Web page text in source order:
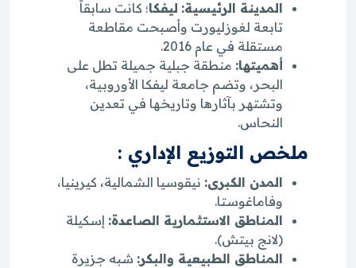
المدينة الرئيسية: ليفكا؛ كانت سابقاً
تابعة لغوزليورت وأصبحت مقاطعة
مستقلة في عام 2016.
أهميتها: منطقة جبلية جميلة تطل على
البحر، وتضم جامعة ليفكا الأوروبية،
وتشتهر بآثارها وتاريخها في تعدين
النحاس.
ملخص التوزيع الإداري :
المدن الكبرى: نيقوسيا الشمالية، كيرينيا،
وفاماغوستا.
المناطق الاستثمارية الصاعدة: إسكيلة
(لانج بيتش).
المناطق الطبيعية والبكر: شبه جزيرة